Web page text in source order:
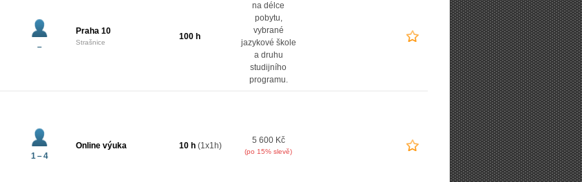
–
Praha 10
Strašnice
100 h
na délce
pobytu,
vybrané
jazykové škole
a druhu
studijního
programu.
1 – 4
Online výuka 10 h (1x1h)
5 600 Kč
(po 15% slevě)